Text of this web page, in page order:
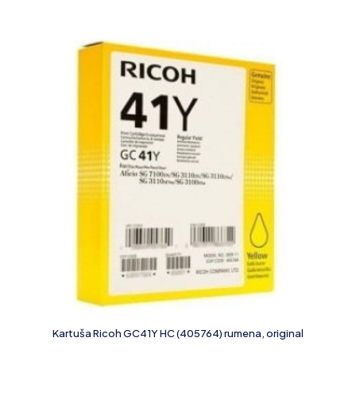
Kartuša Ricoh GC41Y HC (405764) rumena, original